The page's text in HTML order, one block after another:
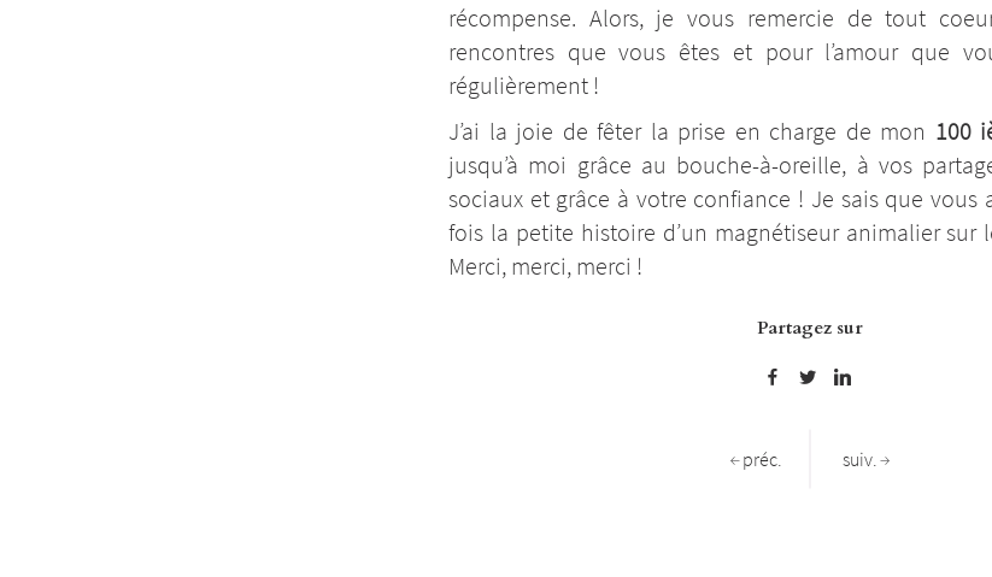
récompense. Alors, je vous remercie de tout
rencontres que vous êtes et pour l’amour que
régulièrement !
J’ai la joie de fêter la prise en charge de mon 100
jusqu’à moi grâce au bouche-à-oreille, à vos
sociaux et grâce à votre confiance ! Je sais que vous
fois la petite histoire d’un magnétiseur animalier sur
Merci, merci, merci !
Partagez sur
préc. suiv.